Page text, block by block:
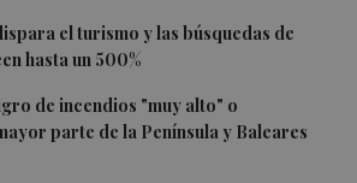
el turismo y las búsquedas de
hasta un 500%
de incendios "muy alto" o
parte de la Península y Baleares